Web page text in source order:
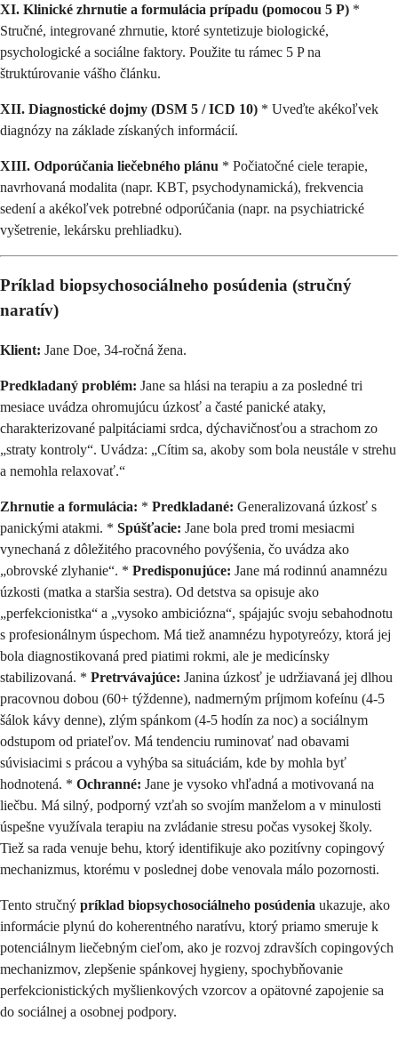
XI. Klinické zhrnutie a formulácia prípadu (pomocou 5 P) *
Stručné, integrované zhrnutie, ktoré syntetizuje biologické,
psychologické a sociálne faktory. Použite tu rámec 5 P na
štruktúrovanie vášho článku.
XII. Diagnostické dojmy (DSM 5 / ICD 10) * Uveďte akékoľvek
diagnózy na základe získaných informácií.
XIII. Odporúčania liečebného plánu * Počiatočné ciele terapie,
navrhovaná modalita (napr. KBT, psychodynamická), frekvencia
sedení a akékoľvek potrebné odporúčania (napr. na psychiatrické
vyšetrenie, lekársku prehliadku).
Príklad biopsychosociálneho posúdenia (stručný
naratív)
Klient: Jane Doe, 34-ročná žena.
Predkladaný problém: Jane sa hlási na terapiu a za posledné tri
mesiace uvádza ohromujúcu úzkosť a časté panické ataky,
charakterizované palpitáciami srdca, dýchavičnosťou a strachom zo
„straty kontroly“. Uvádza: „Cítim sa, akoby som bola neustále v strehu
a nemohla relaxovať.“
Zhrnutie a formulácia: * Predkladané: Generalizovaná úzkosť s
panickými atakmi. * Spúšťacie: Jane bola pred tromi mesiacmi
vynechaná z dôležitého pracovného povýšenia, čo uvádza ako
„obrovské zlyhanie“. * Predisponujúce: Jane má rodinnú anamnézu
úzkosti (matka a staršia sestra). Od detstva sa opisuje ako
„perfekcionistka“ a „vysoko ambiciózna“, spájajúc svoju sebahodnotu
s profesionálnym úspechom. Má tiež anamnézu hypotyreózy, ktorá jej
bola diagnostikovaná pred piatimi rokmi, ale je medicínsky
stabilizovaná. * Pretrvávajúce: Janina úzkosť je udržiavaná jej dlhou
pracovnou dobou (60+ týždenne), nadmerným príjmom kofeínu (4-5
šálok kávy denne), zlým spánkom (4-5 hodín za noc) a sociálnym
odstupom od priateľov. Má tendenciu ruminovať nad obavami
súvisiacimi s prácou a vyhýba sa situáciám, kde by mohla byť
hodnotená. * Ochranné: Jane je vysoko vhľadná a motivovaná na
liečbu. Má silný, podporný vzťah so svojím manželom a v minulosti
úspešne využívala terapiu na zvládanie stresu počas vysokej školy.
Tiež sa rada venuje behu, ktorý identifikuje ako pozitívny copingový
mechanizmus, ktorému v poslednej dobe venovala málo pozornosti.
Tento stručný príklad biopsychosociálneho posúdenia ukazuje, ako
informácie plynú do koherentného naratívu, ktorý priamo smeruje k
potenciálnym liečebným cieľom, ako je rozvoj zdravších copingových
mechanizmov, zlepšenie spánkovej hygieny, spochybňovanie
perfekcionistických myšlienkových vzorcov a opätovné zapojenie sa
do sociálnej a osobnej podpory.